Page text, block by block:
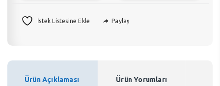
İstek Listesine Ekle Paylaş
Ürün Açıklaması Ürün Yorumları